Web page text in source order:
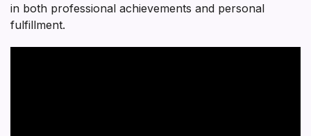
in both professional achievements and personal
fulfillment.